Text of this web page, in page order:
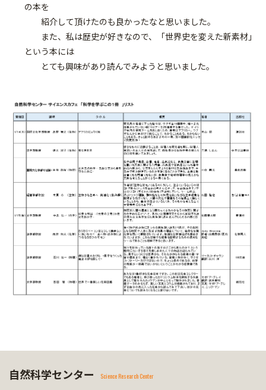
の本を
紹介して頂けたのも良かったなと思いました。
また、私は歴史が好きなので、「世界史を変えた新素材」
という本には
とても興味があり読んでみようと思いました。
自然科学センター Science Research Center